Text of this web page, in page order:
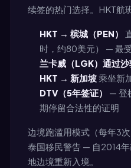
续签的热门选择。HKT航
HKT → 槟城（PEN）
时，约80美元） — 最
兰卡威（LGK）通过
HKT → 新加坡乘坐新
DTV（5年签证）
— 登
期停留合法性的证明
边境跑滥用模式（每年3
泰国移民警告 — 自2014
地边境重新入境。